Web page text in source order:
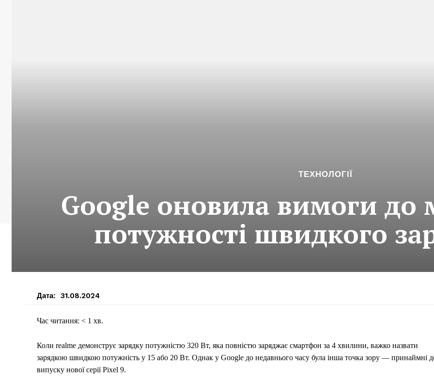
ТЕХНОЛОГІЇ
Google оновила вимоги до
потужності швидкого
Дата: 31.08.2024
Час читання: < 1 хв.
Коли realme демонструє зарядку потужністю 320 Вт, яка повністю заряджає смартфон за 4 хвилини, важко назвати
зарядкою швидкою потужність у 15 або 20 Вт. Однак у Google до недавнього часу була інша точка зору — принаймні
випуску нової серії Pixel 9.